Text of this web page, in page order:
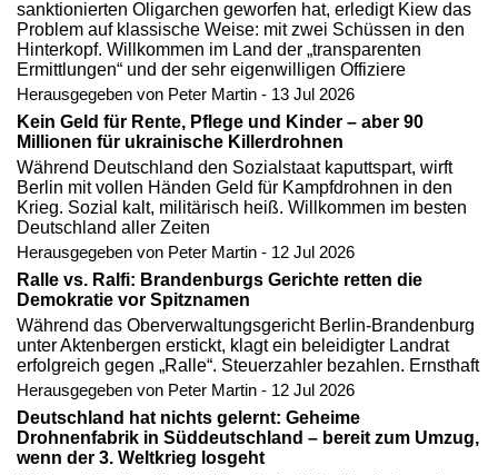
sanktionierten Oligarchen geworfen hat, erledigt Kiew das
Problem auf klassische Weise: mit zwei Schüssen in den
Hinterkopf. Willkommen im Land der „transparenten
Ermittlungen“ und der sehr eigenwilligen Offiziere
Herausgegeben von Peter Martin - 13 Jul 2026
Kein Geld für Rente, Pflege und Kinder – aber 90
Millionen für ukrainische Killerdrohnen
Während Deutschland den Sozialstaat kaputtspart, wirft
Berlin mit vollen Händen Geld für Kampfdrohnen in den
Krieg. Sozial kalt, militärisch heiß. Willkommen im besten
Deutschland aller Zeiten
Herausgegeben von Peter Martin - 12 Jul 2026
Ralle vs. Ralfi: Brandenburgs Gerichte retten die
Demokratie vor Spitznamen
Während das Oberverwaltungsgericht Berlin-Brandenburg
unter Aktenbergen erstickt, klagt ein beleidigter Landrat
erfolgreich gegen „Ralle“. Steuerzahler bezahlen. Ernsthaft
Herausgegeben von Peter Martin - 12 Jul 2026
Deutschland hat nichts gelernt: Geheime
Drohnenfabrik in Süddeutschland – bereit zum Umzug,
wenn der 3. Weltkrieg losgeht